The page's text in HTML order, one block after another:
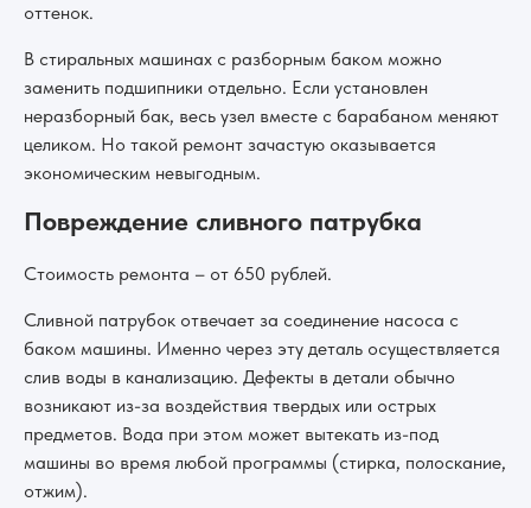
оттенок.
В стиральных машинах с разборным баком можно
заменить подшипники отдельно. Если установлен
неразборный бак, весь узел вместе с барабаном меняют
целиком. Но такой ремонт зачастую оказывается
экономическим невыгодным.
Повреждение сливного патрубка
Стоимость ремонта – от 650 рублей.
Сливной патрубок отвечает за соединение насоса с
баком машины. Именно через эту деталь осуществляется
слив воды в канализацию. Дефекты в детали обычно
возникают из-за воздействия твердых или острых
предметов. Вода при этом может вытекать из-под
машины во время любой программы (стирка, полоскание,
отжим).